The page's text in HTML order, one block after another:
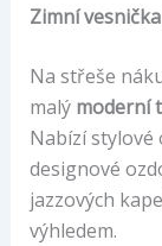
Zimní
Na střeše
malý moderní
Nabízí stylové
designové
jazzových
výhledem.